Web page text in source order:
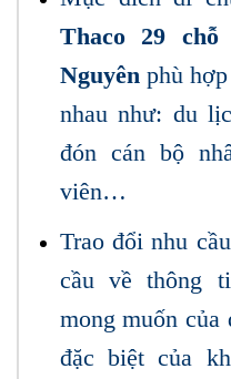
Thaco 29
Nguyênphù hợp
nhau như: du
đón cán bộ
viên…
Trao đổi nhu
cầu về thông
mong muốn của
đặc biệt của